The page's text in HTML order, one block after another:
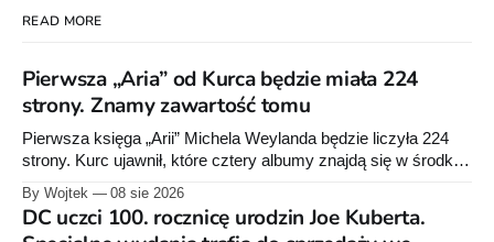
READ MORE
Pierwsza „Aria” od Kurca będzie miała 224
strony. Znamy zawartość tomu
Pierwsza księga „Arii” Michela Weylanda będzie liczyła 224
strony. Kurc ujawnił, które cztery albumy znajdą się w środku i
zapowiedział około 30 stron dodatków.
By Wojtek 08 sie 2026
DC uczci 100. rocznicę urodzin Joe Kuberta.